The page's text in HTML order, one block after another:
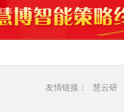
友情链接： 慧云研